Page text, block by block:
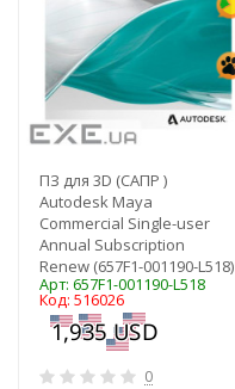
ПЗ для 3D (САПР )
Autodesk Maya
Commercial Single-user
Annual Subscription
Renew (657F1-001190-L518)
Арт: 657F1-001190-L518
Код: 516026
0